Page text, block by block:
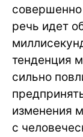
речь идет
тенденция
сильно
изменения
с